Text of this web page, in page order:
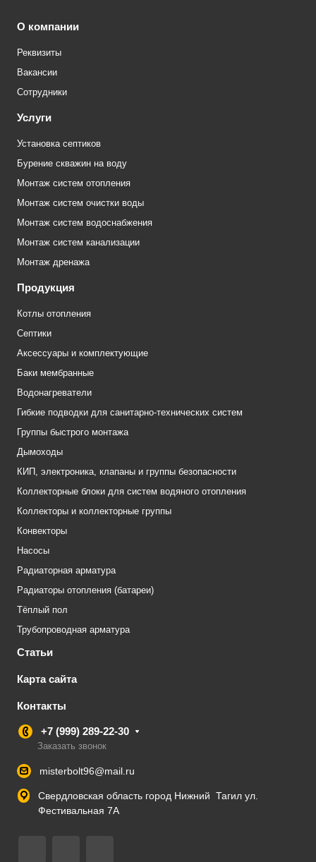
О компании
Реквизиты
Вакансии
Сотрудники
Услуги
Установка септиков
Бурение скважин на воду
Монтаж систем отопления
Монтаж систем очистки воды
Монтаж систем водоснабжения
Монтаж систем канализации
Монтаж дренажа
Продукция
Котлы отопления
Септики
Аксессуары и комплектующие
Баки мембранные
Водонагреватели
Гибкие подводки для санитарно-технических систем
Группы быстрого монтажа
Дымоходы
КИП, электроника, клапаны и группы безопасности
Коллекторные блоки для систем водяного отопления
Коллекторы и коллекторные группы
Конвекторы
Насосы
Радиаторная арматура
Радиаторы отопления (батареи)
Тёплый пол
Трубопроводная арматура
Статьи
Карта сайта
Контакты
+7 (999) 289-22-30
Заказать звонок
misterbolt96@mail.ru
Свердловская область город Нижний Тагил ул.
Фестивальная 7А